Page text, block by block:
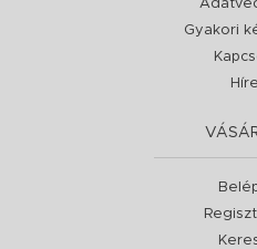
Gyakori